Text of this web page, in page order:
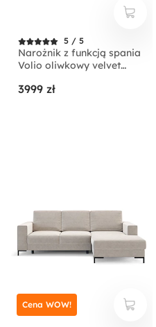
5 / 5
Narożnik z funkcją spania
Volio oliwkowy velvet
3999 zł
Cena WOW!